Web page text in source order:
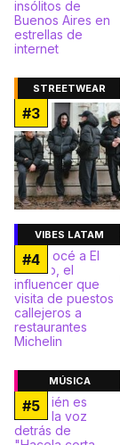
STREETWEAR
#3
VIBES LATAM
#4
MÚSICA
#5